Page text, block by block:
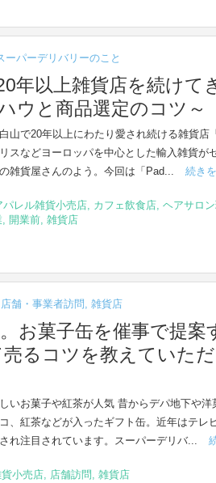
ーパーデリバリーのこと
年以上雑貨店を続けて
ウと商品選定のコツ～
山で20年以上にわたり愛され続ける雑貨店
スなどヨーロッパを中心とした輸入雑貨が
雑貨屋さんのよう。今回は「Pad...
続き
パレル雑貨小売店, カフェ飲食店, ヘアサロ
, 開業前, 雑貨店
店舗・事業者訪問 , 雑貨店
お菓子缶を催事で提案
売るコツを教えていた
いお菓子や紅茶が人気 昔からデパ地下や洋
、紅茶などが入ったギフト缶。近年はテレ
れ注目されています。スーパーデリバ...
小売店, 店舗訪問 , 雑貨店